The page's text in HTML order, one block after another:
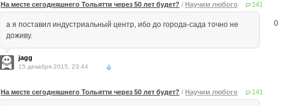
На месте сегодняшнего Тольятти через 50 лет будет? / Научим любого 141
0
а я поставил индустриальный центр, ибо до города-сада точно не
доживу.
jagg
15 декабря 2015, 23:44
На месте сегодняшнего Тольятти через 50 лет будет? / Научим любого 141